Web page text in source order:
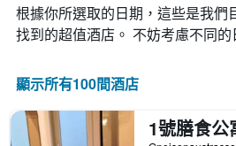
圖
表
具
1
條
Y
軸，
根據你所選取的日期，這些是我們
找到的超值​酒店。 不妨考慮不同的
顯示所有100間酒店